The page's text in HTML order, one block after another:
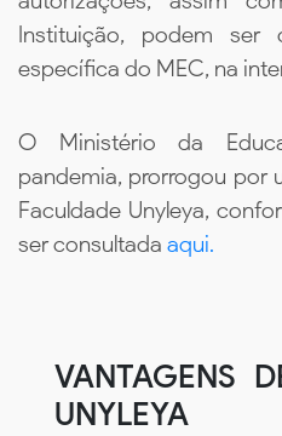
Instituição, podem ser
específica do MEC, na
O Ministério da
pandemia, prorrogou por
Faculdade Unyleya,
ser consultada aqui.
VANTAGENS
UNYLEYA